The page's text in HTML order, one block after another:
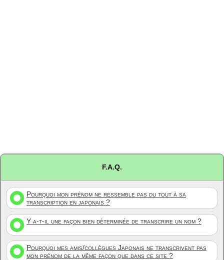
F.A.Q.
Pourquoi mon prénom ne ressemble pas du tout à sa
transcription en japonais ?
Y a-t-il une façon bien déterminée de transcrire un nom ?
Pourquoi mes amis/collègues Japonais ne transcrivent pas
mon prénom de la même façon que dans ce site ?